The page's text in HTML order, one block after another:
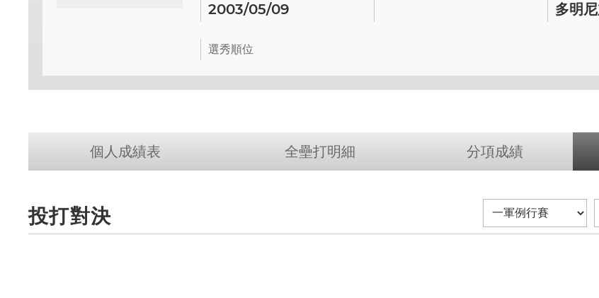
2003/05/09 多明
選秀順位
個人成績表 全壘打明細 分項成績
投打對決